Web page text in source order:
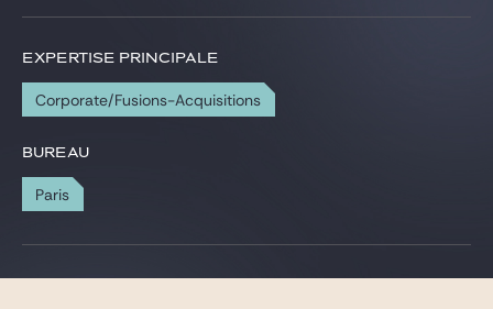
Carrière
Gide Pro Bono et RSE
Blog Real Estate
EXPERTISE PRINCIPALE
Corporate/Fusions-Acquisitions
BUREAU
Paris